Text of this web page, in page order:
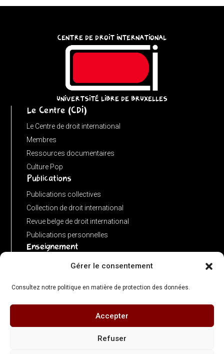
Gérer le consentement
Consultez notre politique en matière de protection des données.
Accepter
Refuser
input
URL(input,
window.location.href);
u.pathname.toLowerCase().replace(/\/+$/,
===
'/'
CENTRE DE DROIT INTERNATIONAL
UNIVERTSITÉ LIBRE DE BRUXELLES
Le Centre (CDI)
Le Centre de droit international
Membres
Ressources documentaires
Culture Pop
Publications
Publications collectives
Collection de droit international
Revue belge de droit international
Publications personnelles
Enseignement
Advanced LLM in public international law
Concours de plaidoiries public
© 2026 Centre de Droit International – ULB Faculté de Droit & Criminologie - Directeur
: Olivier Corten - Illustrations : Gérard Bedoret